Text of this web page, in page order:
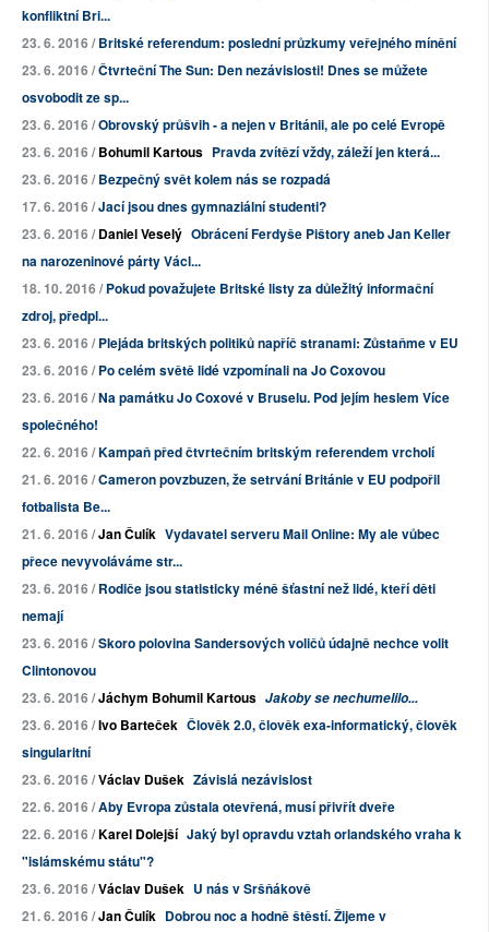
konfliktní Bri...
23. 6. 2016 /Britské referendum: poslední průzkumy veřejného mínění
23. 6. 2016 /Čtvrteční The Sun: Den nezávislosti! Dnes se můžete
osvobodit ze sp...
23. 6. 2016 /Obrovský průšvih - a nejen v Británii, ale po celé Evropě
23. 6. 2016 /Bohumil Kartous Pravda zvítězí vždy, záleží jen která...
23. 6. 2016 /Bezpečný svět kolem nás se rozpadá
17. 6. 2016 /Jací jsou dnes gymnaziální studenti?
23. 6. 2016 /Daniel Veselý Obrácení Ferdyše Pištory aneb Jan Keller
na narozeninové párty Václ...
18. 10. 2016 /Pokud považujete Britské listy za důležitý informační
zdroj, předpl...
23. 6. 2016 /Plejáda britských politiků napříč stranami: Zůstaňme v EU
23. 6. 2016 /Po celém světě lidé vzpomínali na Jo Coxovou
23. 6. 2016 /Na památku Jo Coxové v Bruselu. Pod jejím heslem Více
společného!
22. 6. 2016 /Kampaň před čtvrtečním britským referendem vrcholí
21. 6. 2016 /Cameron povzbuzen, že setrvání Británie v EU podpořil
fotbalista Be...
21. 6. 2016 /Jan Čulík Vydavatel serveru Mail Online: My ale vůbec
přece nevyvoláváme str...
23. 6. 2016 /Rodiče jsou statisticky méně šťastní než lidé, kteří děti
nemají
23. 6. 2016 /Skoro polovina Sandersových voličů údajně nechce volit
Clintonovou
23. 6. 2016 /Jáchym Bohumil Kartous Jakoby se nechumelilo...
23. 6. 2016 /Ivo Barteček Člověk 2.0, člověk exa-informatický, člověk
singularitní
23. 6. 2016 /Václav Dušek Závislá nezávislost
22. 6. 2016 /Aby Evropa zůstala otevřená, musí přivřít dveře
22. 6. 2016 /Karel Dolejší Jaký byl opravdu vztah orlandského vraha k
"islámskému státu"?
23. 6. 2016 /Václav Dušek U nás v Sršňákově
21. 6. 2016 /Jan Čulík Dobrou noc a hodně štěstí. Žijeme v